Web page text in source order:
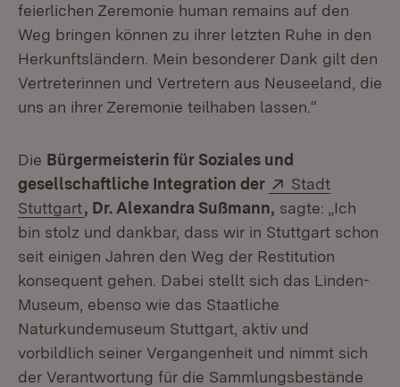
feierlichen Zeremonie human remains auf den
Weg bringen können zu ihrer letzten Ruhe in den
Herkunftsländern. Mein besonderer Dank gilt den
Vertreterinnen und Vertretern aus Neuseeland, die
uns an ihrer Zeremonie teilhaben lassen.“
Die Bürgermeisterin für Soziales und
gesellschaftliche Integration der
Extern:
Stadt
Stuttgart (Öffnet in neuem Fenster)
, Dr. Alexandra Sußmann, sagte: „Ich
bin stolz und dankbar, dass wir in Stuttgart schon
seit einigen Jahren den Weg der Restitution
konsequent gehen. Dabei stellt sich das Linden-
Museum, ebenso wie das Staatliche
Naturkundemuseum Stuttgart, aktiv und
vorbildlich seiner Vergangenheit und nimmt sich
der Verantwortung für die Sammlungsbestände